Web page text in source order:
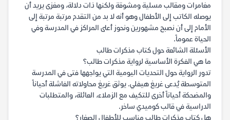
مغامرات ومقالب مسلية ومشوقة ولكنها ذات دلالة، ومغزى يريد أن
يوصله الكاتب إلى الأطفال وهو أنه لا بد من التقدم مرتبة مرتبة إلى
الأمام إلى أن نصبح مشهورين ونحوز أعلى المراكز في المدرسة وفي
الحياة عموماً.
الأسئلة الشائعة حول كتاب مذكرات طالب
ما هي الفكرة الأساسية لرواية مذكرات طالب؟
تدور الرواية حول التحديات اليومية التي يواجهها فتى في المدرسة
المتوسطة يُدعى غريغ هيفلي. يوثق غريغ محاولاته الفاشلة أحياناً
والمضحكة أحياناً أخرى للتكيف مع الزملاء، العائلة، والمتطلبات
الدراسية في قالب كوميدي ساخر.